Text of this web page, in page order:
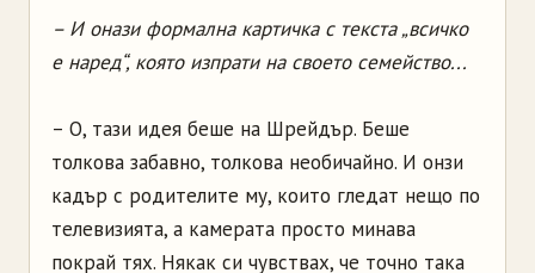
– И онази формална картичка с текста „всичко
е наред“, която изпрати на своето семейство...
– О, тази идея беше на Шрейдър. Беше
толкова забавно, толкова необичайно. И онзи
кадър с родителите му, които гледат нещо по
телевизията, а камерата просто минава
покрай тях. Някак си чувствах, че точно така